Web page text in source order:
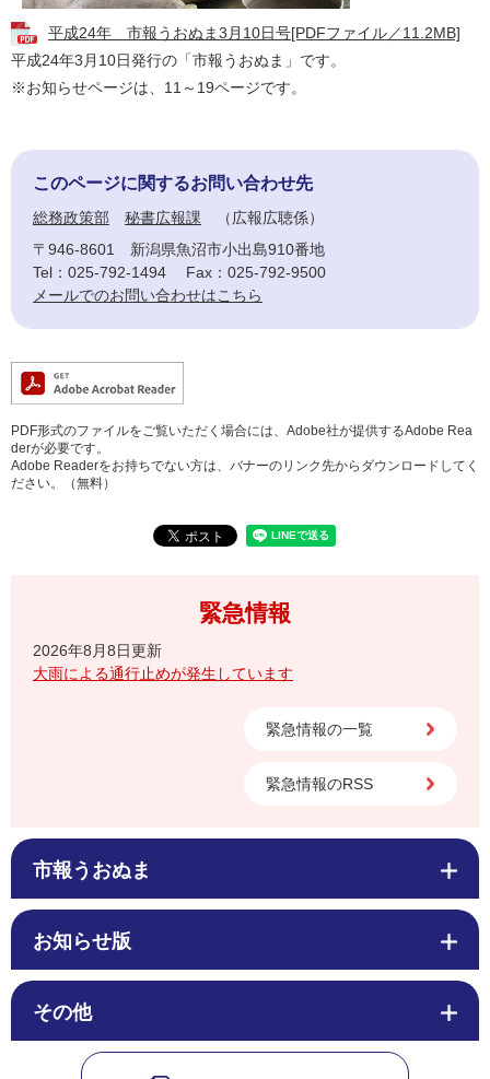
平成24年 市報うおぬま3月10日号[PDFファイル／11.2MB]
平成24年3月10日発行の「市報うおぬま」です。
※お知らせページは、11～19ページです。
このページに関するお問い合わせ先
総務政策部 秘書広報課
広報広聴係
〒946-8601
新潟県魚沼市小出島910番地
Tel：025-792-1494
Fax：025-792-9500
メールでのお問い合わせはこちら
PDF形式のファイルをご覧いただく場合には、Adobe社が提供するAdobe Rea
derが必要です。
Adobe Readerをお持ちでない方は、バナーのリンク先からダウンロードしてく
ださい。（無料）
緊急情報
2026年8月8日更新
大雨による通行止めが発生しています
緊急情報の一覧
緊急情報のRSS
市報うおぬま
お知らせ版
その他